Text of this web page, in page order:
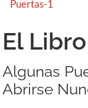
El
Algunas
Abrirse